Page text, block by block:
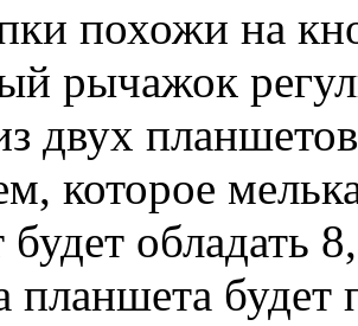
похожи на
рычажок
двух
которое
будет обладать
будет